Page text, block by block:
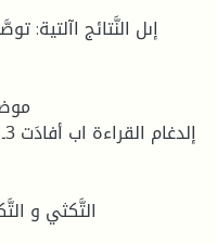
إىل النَّتائج اآلتية:
. التَّكثي و التَّكرير